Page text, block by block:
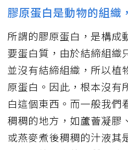
膠原蛋白是動物的組織
所謂的膠原蛋白，是構成
要蛋白質，由於結締組織
並沒有結締組織，所以植
原蛋白。因此，根本沒有
白這個東西。而一般我們
稠稠的地方，如蘆薈凝膠
或燕麥煮後稠稠的汁液其